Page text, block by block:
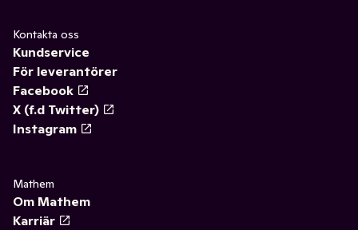
Kontakta oss
Kundservice
För leverantörer
Facebook
X (f.d Twitter)
Instagram
Mathem
Om Mathem
Karriär